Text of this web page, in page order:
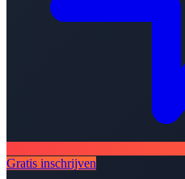
Gratis inschrijven